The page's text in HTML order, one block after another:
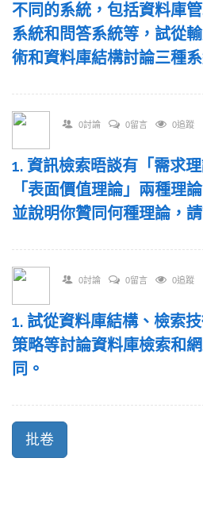
不同的系統，包括資料庫
系統和問答系統等，試從
術和資料庫結構討論三種
0討論 0留言 0追蹤
1. 資訊檢索晤談有「需求
「表面價值理論」兩種理
並說明你贊同何種理論，
0討論 0留言 0追蹤
1. 試從資料庫結構、檢索
策略等討論資料庫檢索和
同。